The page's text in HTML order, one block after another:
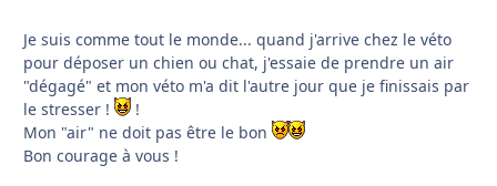
Je suis comme tout le monde... quand j'arrive chez le véto
pour déposer un chien ou chat, j'essaie de prendre un air
"dégagé" et mon véto m'a dit l'autre jour que je finissais par
le stresser !
!
Mon "air" ne doit pas être le bon
Bon courage à vous !